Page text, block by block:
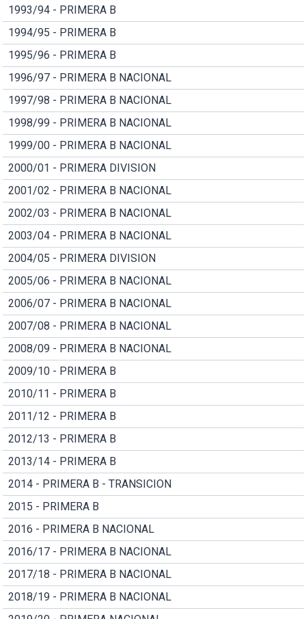
1993/94 - PRIMERA B
1994/95 - PRIMERA B
1995/96 - PRIMERA B
1996/97 - PRIMERA B NACIONAL
1997/98 - PRIMERA B NACIONAL
1998/99 - PRIMERA B NACIONAL
1999/00 - PRIMERA B NACIONAL
2000/01 - PRIMERA DIVISION
2001/02 - PRIMERA B NACIONAL
2002/03 - PRIMERA B NACIONAL
2003/04 - PRIMERA B NACIONAL
2004/05 - PRIMERA DIVISION
2005/06 - PRIMERA B NACIONAL
2006/07 - PRIMERA B NACIONAL
2007/08 - PRIMERA B NACIONAL
2008/09 - PRIMERA B NACIONAL
2009/10 - PRIMERA B
2010/11 - PRIMERA B
2011/12 - PRIMERA B
2012/13 - PRIMERA B
2013/14 - PRIMERA B
2014 - PRIMERA B - TRANSICION
2015 - PRIMERA B
2016 - PRIMERA B NACIONAL
2016/17 - PRIMERA B NACIONAL
2017/18 - PRIMERA B NACIONAL
2018/19 - PRIMERA B NACIONAL